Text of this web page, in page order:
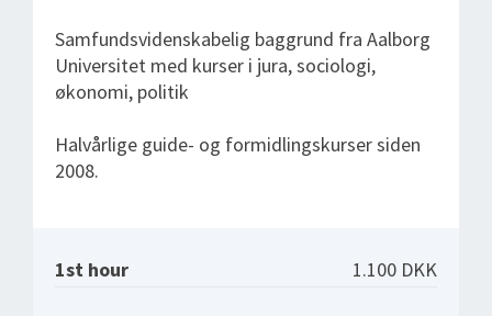
Samfundsvidenskabelig baggrund fra Aalborg
Universitet med kurser i jura, sociologi,
økonomi, politik
Halvårlige guide- og formidlingskurser siden
2008.
1st hour 1.100 DKK